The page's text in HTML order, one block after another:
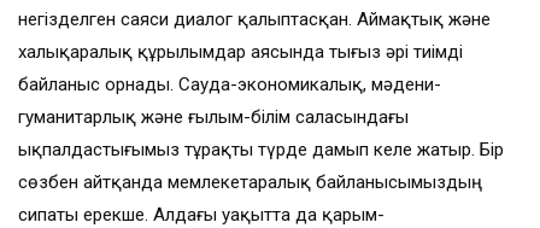
негізделген саяси диалог қалыптасқан. Аймақтық және
халықаралық құрылымдар аясында тығыз әрі тиімді
байланыс орнады. Сауда-экономикалық, мәдени-
гуманитарлық және ғылым-білім саласындағы
ықпалдастығымыз тұрақты түрде дамып келе жатыр. Бір
сөзбен айтқанда мемлекетаралық байланысымыздың
сипаты ерекше. Алдағы уақытта да қарым-